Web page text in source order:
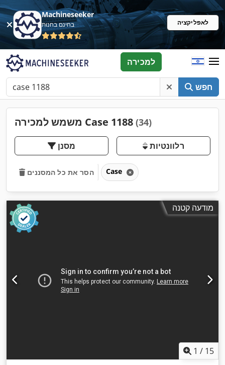
Machineseeker
בחינם בחנות לאפליקציה
חפש
למכירה
משמש למכירה Case 1188 (34)
מסנן רלוונטיות
הסר את כל המסננים Case
מודעה קטנה
1 / 15